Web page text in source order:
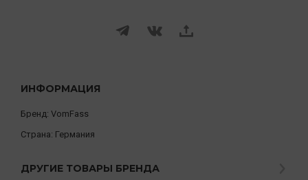
ИНФОРМАЦИЯ
Бренд: VomFass
Страна: Германия
ДРУГИЕ ТОВАРЫ БРЕНДА